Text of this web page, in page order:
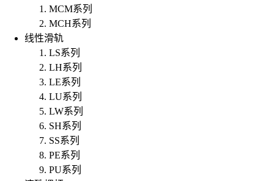
MCM系列
MCH系列
线性滑轨
LS系列
LH系列
LE系列
LU系列
LW系列
SH系列
SS系列
PE系列
PU系列